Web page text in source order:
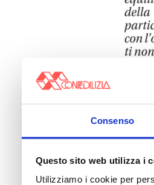
Consenso
Questo sito web utilizza i
Utilizziamo i cookie per